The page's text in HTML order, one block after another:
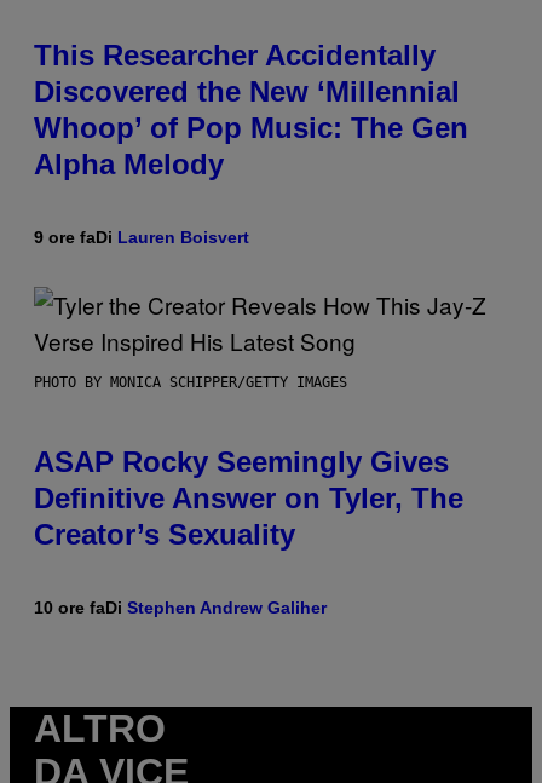
This Researcher Accidentally
Discovered the New ‘Millennial
Whoop’ of Pop Music: The Gen
Alpha Melody
9 ore faDi Lauren Boisvert
PHOTO BY MONICA SCHIPPER/GETTY IMAGES
ASAP Rocky Seemingly Gives
Definitive Answer on Tyler, The
Creator’s Sexuality
10 ore faDi Stephen Andrew Galiher
ALTRO
DA VICE